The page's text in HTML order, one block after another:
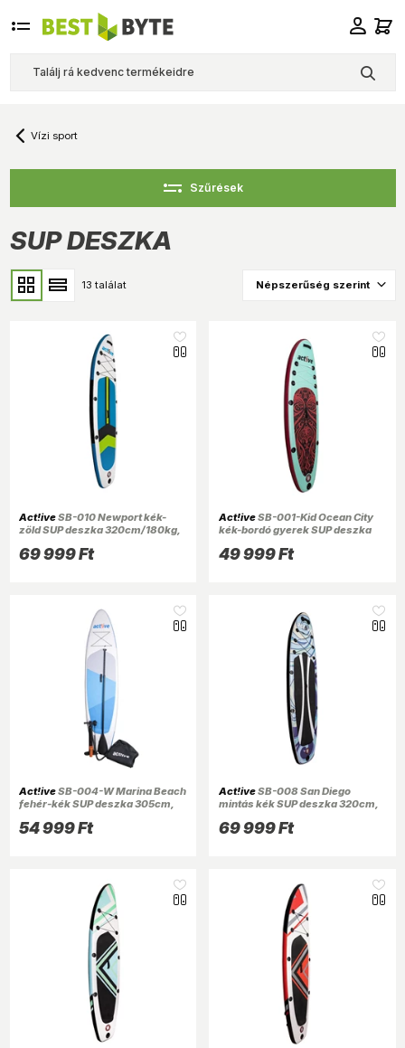
Vízi sport
SUP DESZKA
13 találat
Act!iveSB-010 Newport kék-
zöld SUP deszka 320cm/180kg,
69 999 Ft
Act!iveSB-001-Kid Ocean City
kék-bordó gyerek SUP deszka
49 999 Ft
Act!iveSB-004-W Marina Beach
fehér-kék SUP deszka 305cm,
54 999 Ft
Act!iveSB-008 San Diego
mintás kék SUP deszka 320cm,
69 999 Ft
Szűrések